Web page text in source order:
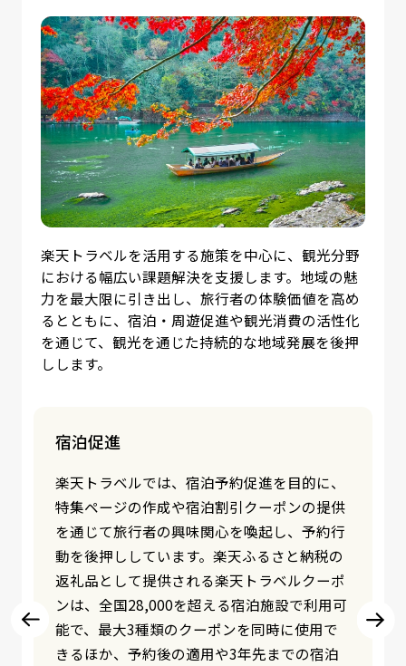
楽天トラベルを活用する施策を中心に、観光分野
における幅広い課題解決を支援します。地域の魅
力を最大限に引き出し、旅行者の体験価値を高め
るとともに、宿泊・周遊促進や観光消費の活性化
を通じて、観光を通じた持続的な地域発展を後押
しします。
現地体験・周遊促進
観光地域での現地体験や周遊促進を支援する
ため、さまざまな取り組みを提供していま
す。楽天トラベル観光体験では、旅行者がテ
ーマパークのチケットやアクティビティ、現
地のオプショナルツアーなどを事前に予約で
きるプラットフォームを提供し、旅先での体
験価値向上に貢献しています。また、楽天チ
ェックアプリを活用した、指定スポットでの